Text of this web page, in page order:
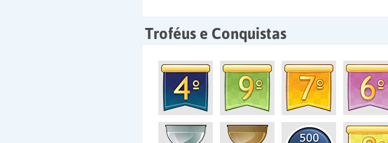
Troféus e Conquistas